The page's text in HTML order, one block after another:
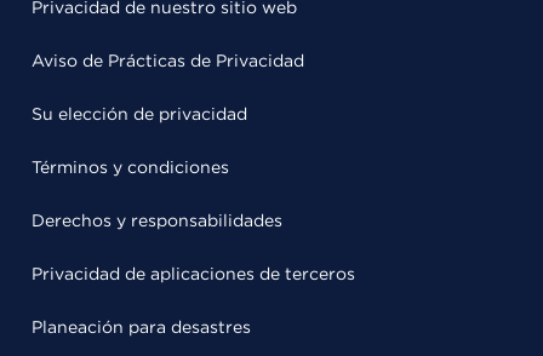
Privacidad de nuestro sitio web
Aviso de Prácticas de Privacidad
Su elección de privacidad
Términos y condiciones
Derechos y responsabilidades
Privacidad de aplicaciones de terceros
Planeación para desastres